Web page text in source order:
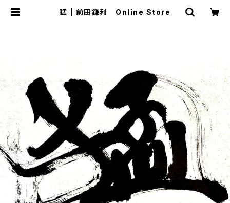
猛 | 前田鎌利 Online Store